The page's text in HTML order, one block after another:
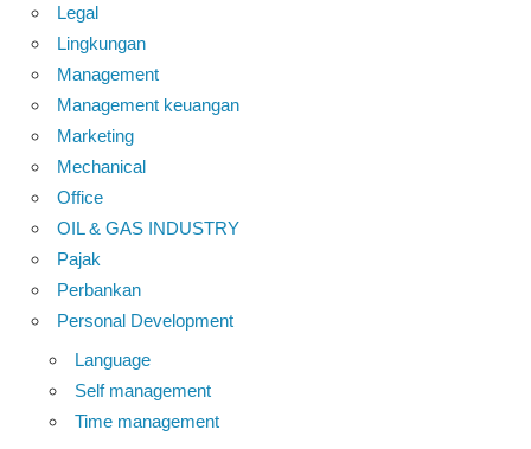
Legal
Lingkungan
Management
Management keuangan
Marketing
Mechanical
Office
OIL & GAS INDUSTRY
Pajak
Perbankan
Personal Development
Language
Self management
Time management